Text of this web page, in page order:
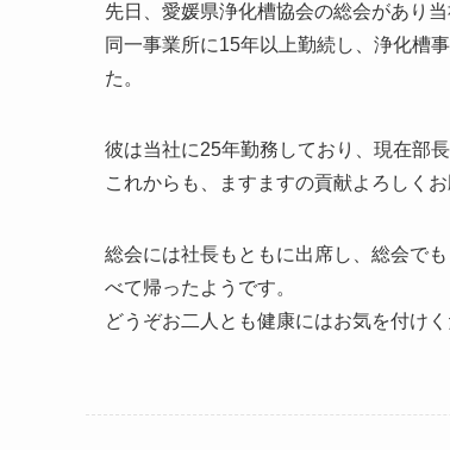
先日、愛媛県浄化槽協会の総会があり
同一事業所に15年以上勤続し、浄化槽
た。
彼は当社に25年勤務しており、現在部
これからも、ますますの貢献よろしくお
総会には社長もともに出席し、総会で
べて帰ったようです。
どうぞお二人とも健康にはお気を付けく